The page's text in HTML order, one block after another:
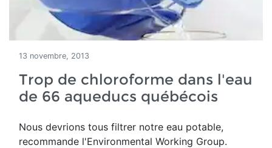
13 novembre, 2013
Trop de chloroforme dans l'eau
de 66 aqueducs québécois
Nous devrions tous filtrer notre eau potable,
recommande l'Environmental Working Group.